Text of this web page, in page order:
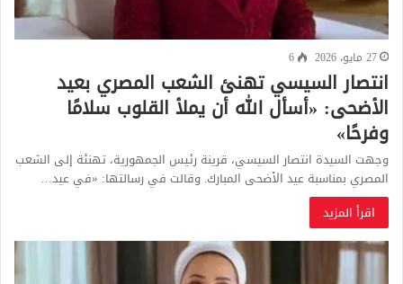
27 مايو، 2026 6
انتصار السيسي تهنئ الشعب المصري بعيد
الأضحى: «أسأل الله أن يملأ القلوب سلامًا
وفرحًا»
وجهت السيدة انتصار السيسي، قرينة رئيس الجمهورية، تهنئة إلى الشعب
المصري بمناسبة عيد الأضحى المبارك. وقالت في رسالتها: «في عيد…
اقرأ المزيد